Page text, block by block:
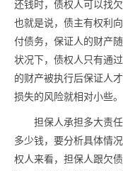
还钱时，债权人可以找
也就是说，债主有权利
付债务，保证人的财产
状况下，债权人只有通
的财产被执行后保证人
损失的风险就相对小些。
担保人承担多大责
多少钱，要分析具体情
权人来看，担保人跟欠